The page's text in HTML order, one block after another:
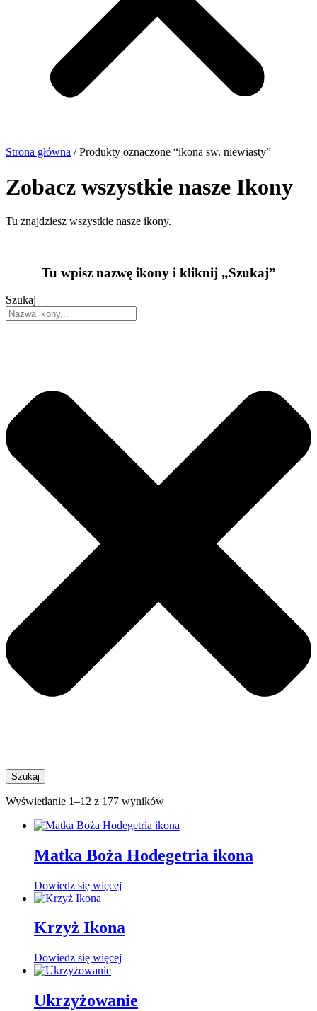
Strona główna / Produkty oznaczone “ikona sw. niewiasty”
Zobacz wszystkie nasze Ikony
Tu znajdziesz wszystkie nasze ikony.
Tu wpisz nazwę ikony i kliknij „Szukaj”
Szukaj
Szukaj
Wyświetlanie 1–12 z 177 wyników
Matka Boża Hodegetria ikona
Dowiedz się więcej
Krzyż Ikona
Dowiedz się więcej
Ukrzyżowanie